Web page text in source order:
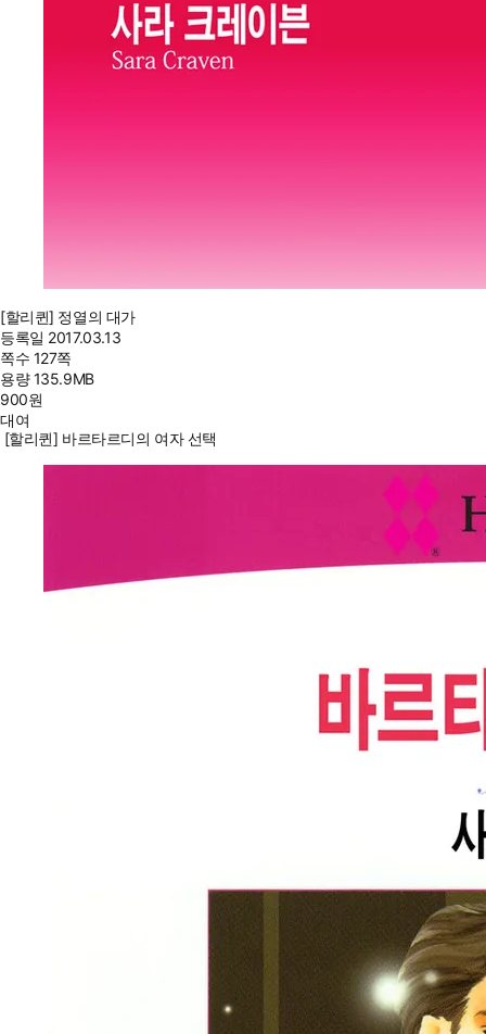
[할리퀸] 정열의 대가
등록일 2017.03.13
쪽수 127쪽
용량135.9MB
900원
대여
[할리퀸] 바르타르디의 여자 선택